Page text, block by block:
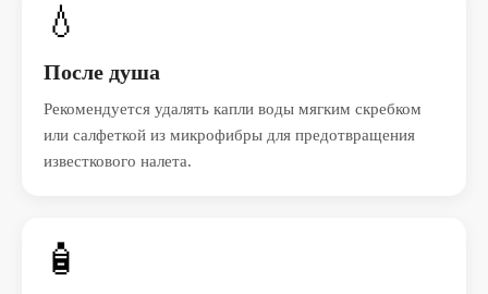
💧
После душа
Рекомендуется удалять капли воды мягким скребком
или салфеткой из микрофибры для предотвращения
известкового налета.
🧴